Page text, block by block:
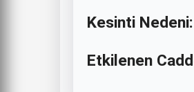
Kesinti Nedeni:
Etkilenen